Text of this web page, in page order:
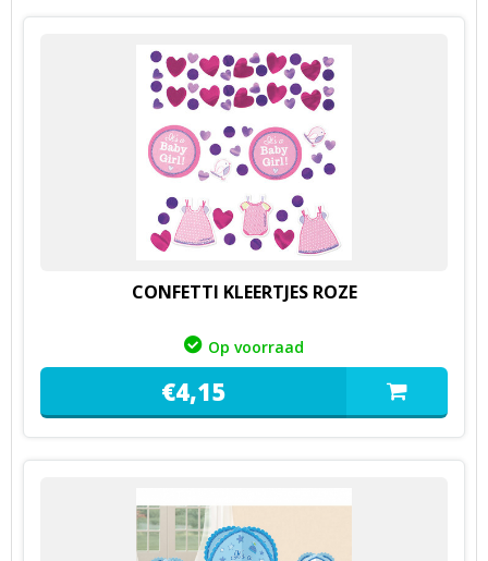
CONFETTI KLEERTJES ROZE
Op voorraad
€4,15